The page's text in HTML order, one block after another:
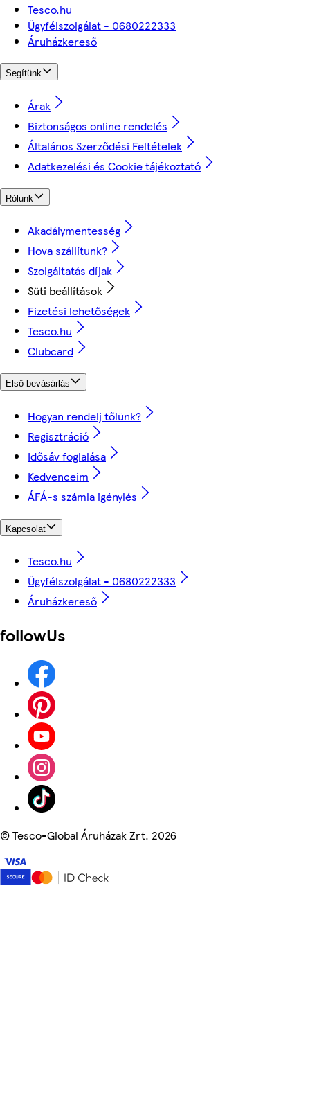
Tesco.hu
Ügyfélszolgálat - 0680222333
Áruházkereső
Segítünk
Árak
Biztonságos online rendelés
Általános Szerződési Feltételek
Adatkezelési és Cookie tájékoztató
Rólunk
Akadálymentesség
Hova szállítunk?
Szolgáltatás díjak
Süti beállítások
Fizetési lehetőségek
Tesco.hu
Clubcard
Első bevásárlás
Hogyan rendelj tőlünk?
Regisztráció
Idősáv foglalása
Kedvenceim
ÁFÁ-s számla igénylés
Kapcsolat
Tesco.hu
Ügyfélszolgálat - 0680222333
Áruházkereső
followUs
©Tesco-Global Áruházak Zrt. 2026